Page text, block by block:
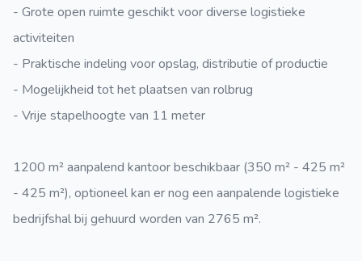
- Grote open ruimte geschikt voor diverse logistieke
activiteiten
- Praktische indeling voor opslag, distributie of productie
- Mogelijkheid tot het plaatsen van rolbrug
- Vrije stapelhoogte van 11 meter
1200 m² aanpalend kantoor beschikbaar (350 m² - 425 m²
- 425 m²), optioneel kan er nog een aanpalende logistieke
bedrijfshal bij gehuurd worden van 2765 m².